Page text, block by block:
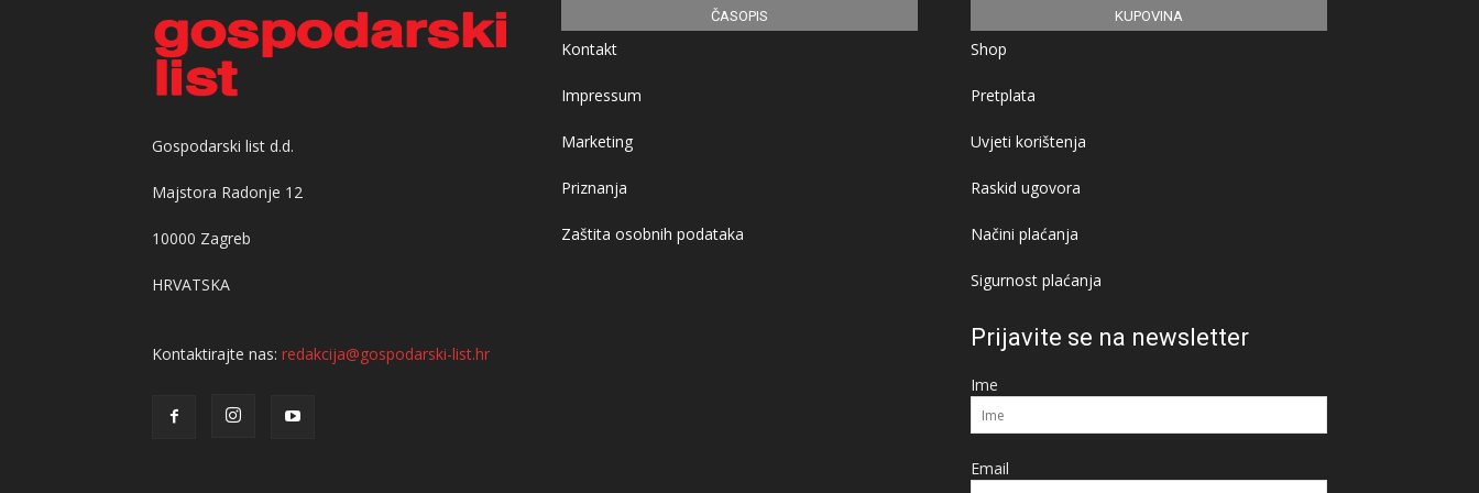
Gospodarski list d.d.
Majstora Radonje 12
10000 Zagreb
HRVATSKA
Kontaktirajte nas: redakcija@gospodarski-list.hr
ČASOPIS
Kontakt
Impressum
Marketing
Priznanja
Zaštita osobnih podataka
KUPOVINA
Shop
Pretplata
Uvjeti korištenja
Raskid ugovora
Načini plaćanja
Sigurnost plaćanja
Prijavite se na newsletter
Ime
Email